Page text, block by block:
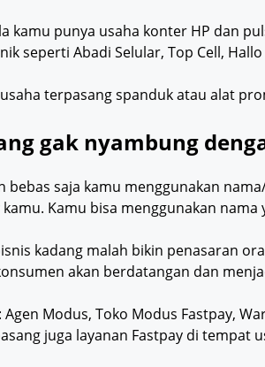
kamu punya usaha konter HP dan
seperti Abadi Selular, Top Cell, Hallo
terpasang spanduk atau alat
gak nyambung
bebas saja kamu menggunakan
Kamu bisa menggunakan
kadang malah bikin penasaran
akan berdatangan dan
Modus, Toko Modus Fastpay,
juga layanan Fastpay di tempat